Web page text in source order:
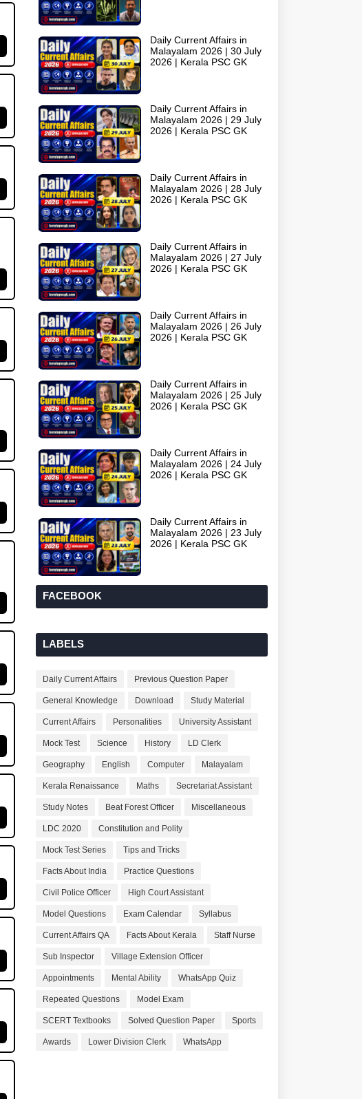
Daily Current Affairs in
Malayalam 2026 | 30 July
2026 | Kerala PSC GK
Daily Current Affairs in
Malayalam 2026 | 29 July
2026 | Kerala PSC GK
Daily Current Affairs in
Malayalam 2026 | 28 July
2026 | Kerala PSC GK
Daily Current Affairs in
Malayalam 2026 | 27 July
2026 | Kerala PSC GK
Daily Current Affairs in
Malayalam 2026 | 26 July
2026 | Kerala PSC GK
Daily Current Affairs in
Malayalam 2026 | 25 July
2026 | Kerala PSC GK
Daily Current Affairs in
Malayalam 2026 | 24 July
2026 | Kerala PSC GK
Daily Current Affairs in
Malayalam 2026 | 23 July
2026 | Kerala PSC GK
FACEBOOK
LABELS
Daily Current Affairs Previous Question Paper
General Knowledge Download Study Material
Current Affairs Personalities University Assistant
Mock Test Science History LD Clerk
Geography English Computer Malayalam
Kerala Renaissance Maths Secretariat Assistant
Study Notes Beat Forest Officer Miscellaneous
LDC 2020 Constitution and Polity
Mock Test Series Tips and Tricks
Facts About India Practice Questions
Civil Police Officer High Court Assistant
Model Questions Exam Calendar Syllabus
Current Affairs QA Facts About Kerala Staff Nurse
Sub Inspector Village Extension Officer
Appointments Mental Ability WhatsApp Quiz
Repeated Questions Model Exam
SCERT Textbooks Solved Question Paper Sports
Awards Lower Division Clerk WhatsApp